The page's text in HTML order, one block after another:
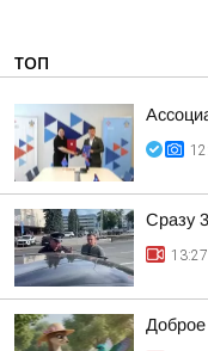
ТОП
Сразу
13:27
Доброе